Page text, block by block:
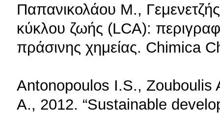
Παπανικολάου Μ.,
κύκλου ζωής (LCA):
πράσινης χημείας. Chimica
Antonopoulos I.S., Zouboulis
A., 2012. “Sustainable